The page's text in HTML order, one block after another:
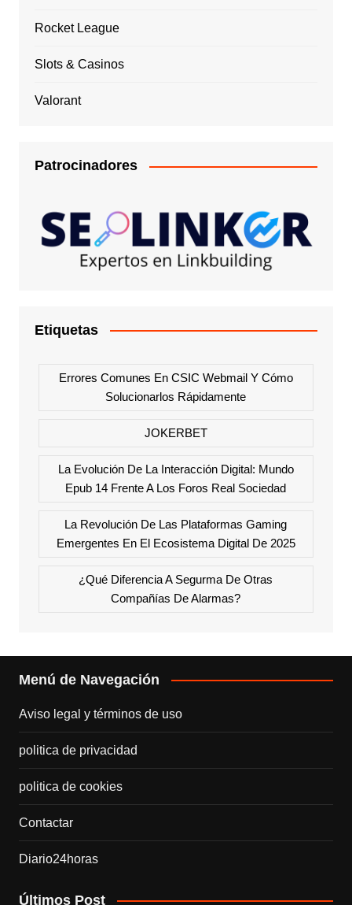
Rocket League
Slots & Casinos
Valorant
Patrocinadores
Etiquetas
Errores Comunes En CSIC Webmail Y Cómo
Solucionarlos Rápidamente
JOKERBET
La Evolución De La Interacción Digital: Mundo
Epub 14 Frente A Los Foros Real Sociedad
La Revolución De Las Plataformas Gaming
Emergentes En El Ecosistema Digital De 2025
¿Qué Diferencia A Segurma De Otras
Compañías De Alarmas?
Menú de Navegación
Aviso legal y términos de uso
politica de privacidad
politica de cookies
Contactar
Diario24horas
Últimos Post